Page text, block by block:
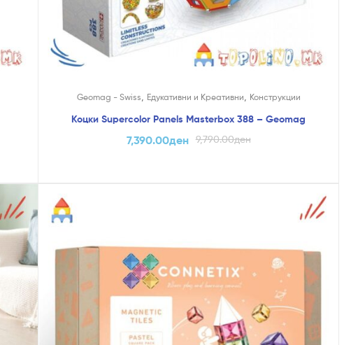
Geomag - Swiss Едукативни и Креативни Конструкции
Коцки Supercolor Panels Masterbox 388 – Geomag
9,790.00ден
7,390.00ден